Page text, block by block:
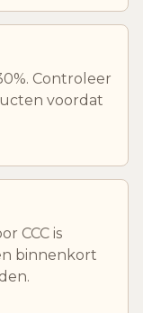
Controleer
voordat
CCC is
binnenkort